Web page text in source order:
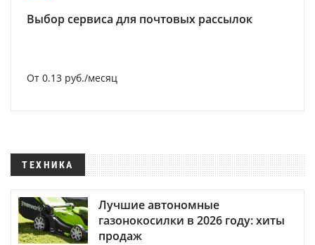
Выбор сервиса для почтовых рассылок
От 0.13 руб./месяц
ТЕХНИКА
Лучшие автономные
газонокосилки в 2026 году: хиты
продаж